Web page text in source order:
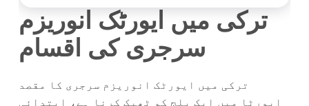
ترکی میں ایورٹک انوریزم
سرجری کی اقسام
ترکی میں ایورٹک انوریزم سرجری کا مقصد
ایورٹا میں ایک بلج کو ٹھیک کرنا ہے، ابتدائی